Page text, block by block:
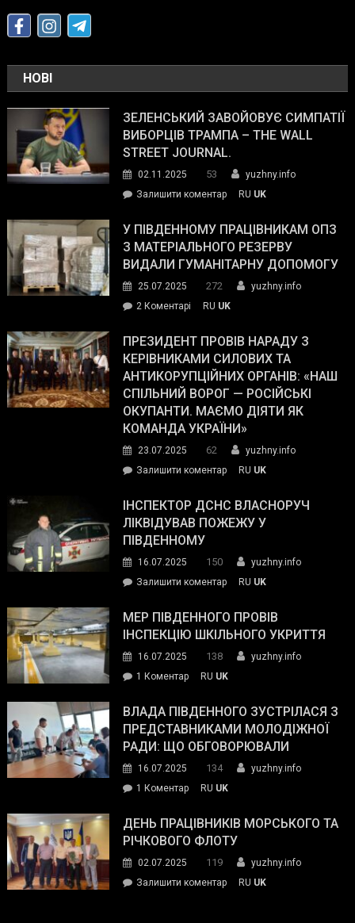
НОВІ
ЗЕЛЕНСЬКИЙ ЗАВОЙОВУЄ СИМПАТІЇ
ВИБОРЦІВ ТРАМПА – THE WALL
STREET JOURNAL.
02.11.2025 53
yuzhny.info
Залишити коментарon
завойовує
симпатії
виборців
The
Street
Journal.
RU UK
У ПІВДЕННОМУ ПРАЦІВНИКАМ ОПЗ
З МАТЕРІАЛЬНОГО РЕЗЕРВУ
ВИДАЛИ ГУМАНІТАРНУ ДОПОМОГУ
25.07.2025 272
yuzhny.info
2 Коментарі
Південному
працівникам
ОПЗ
з
матеріального
резерву
гуманітарну
допомогу
RU UK
ПРЕЗИДЕНТ ПРОВІВ НАРАДУ З
КЕРІВНИКАМИ СИЛОВИХ ТА
АНТИКОРУПЦІЙНИХ ОРГАНІВ: «НАШ
СПІЛЬНИЙ ВОРОГ — РОСІЙСЬКІ
ОКУПАНТИ. МАЄМО ДІЯТИ ЯК
КОМАНДА УКРАЇНИ»
23.07.2025 62
yuzhny.info
Залишити коментарon
провів
нараду
силових
та
органів:
«Наш
спільний
окупанти.
Маємо
діяти
команда
RU UK
ІНСПЕКТОР ДСНС ВЛАСНОРУЧ
ЛІКВІДУВАВ ПОЖЕЖУ У
ПІВДЕННОМУ
16.07.2025 150
yuzhny.info
Залишити коментарon
ДСНС
власноруч
пожежу
у
RU UK
МЕР ПІВДЕННОГО ПРОВІВ
ІНСПЕКЦІЮ ШКІЛЬНОГО УКРИТТЯ
16.07.2025 138
yuzhny.info
1 Коментардо
Південного
провів
інспекцію
укриття
RU UK
ВЛАДА ПІВДЕННОГО ЗУСТРІЛАСЯ З
ПРЕДСТАВНИКАМИ МОЛОДІЖНОЇ
РАДИ: ЩО ОБГОВОРЮВАЛИ
16.07.2025 134
yuzhny.info
1 Коментардо
Південного
зустрілася
представниками
молодіжної
RU UK
ДЕНЬ ПРАЦІВНИКІВ МОРСЬКОГО ТА
РІЧКОВОГО ФЛОТУ
02.07.2025 119
yuzhny.info
Залишити коментарon
RU UK